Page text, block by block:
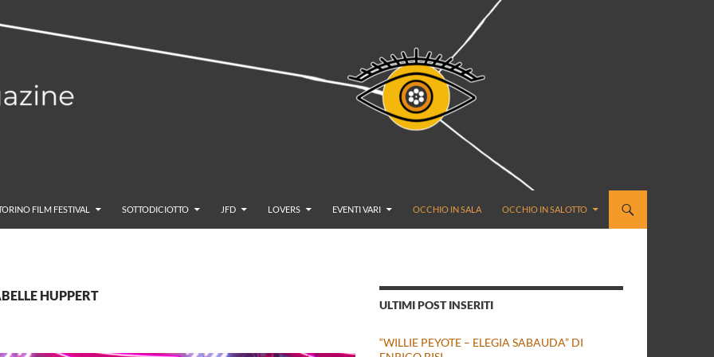
FILM FESTIVAL SOTTODICIOTTO JFD LOVERS EVENTI VARI OCCHIO IN SALA OCCHIO IN SALOTTO
HUPPERT
ULTIMI POST INSERITI
“WILLIE PEYOTE – ELEGIA SABAUDA” DI